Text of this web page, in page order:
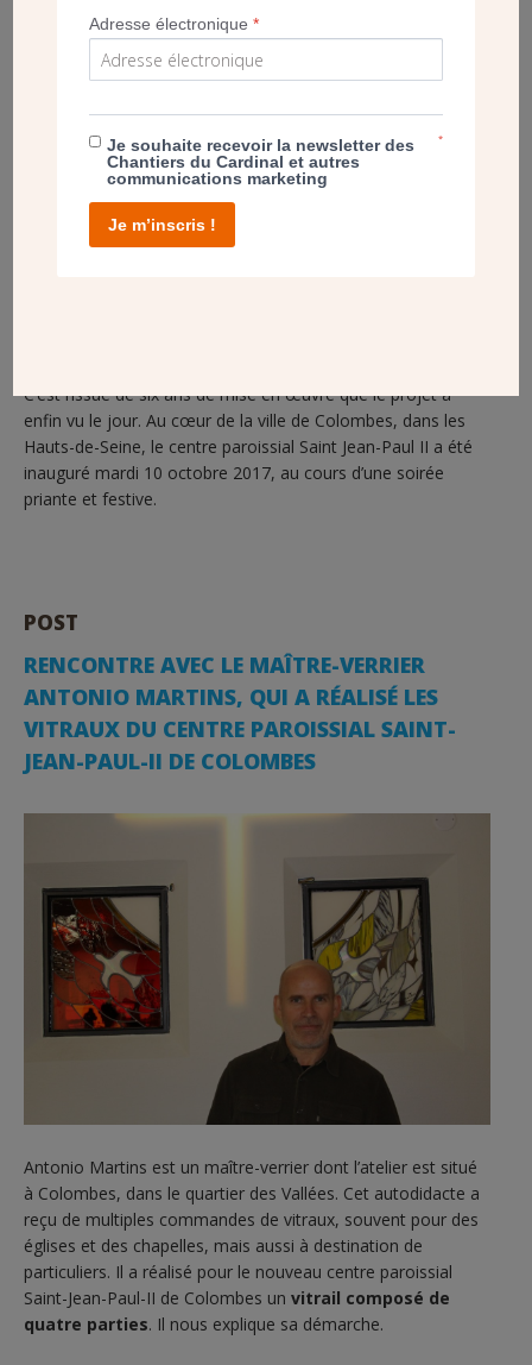
C’est l’issue de six ans de mise en œuvre que le projet a
enfin vu le jour. Au cœur de la ville de Colombes, dans les
Hauts-de-Seine, le centre paroissial Saint Jean-Paul II a été
inauguré mardi 10 octobre 2017, au cours d’une soirée
priante et festive.
POST
RENCONTRE AVEC LE MAÎTRE-VERRIER
ANTONIO MARTINS, QUI A RÉALISÉ LES
VITRAUX DU CENTRE PAROISSIAL SAINT-
JEAN-PAUL-II DE COLOMBES
Antonio Martins est un maître-verrier dont l’atelier est situé
à Colombes, dans le quartier des Vallées. Cet autodidacte a
reçu de multiples commandes de vitraux, souvent pour des
églises et des chapelles, mais aussi à destination de
particuliers. Il a réalisé pour le nouveau centre paroissial
Saint-Jean-Paul-II de Colombes un vitrail composé de
quatre parties. Il nous explique sa démarche.
Adresse électronique*
Je souhaite recevoir la newsletter des
Chantiers du Cardinal et autres
communications marketing
*
Je m’inscris !